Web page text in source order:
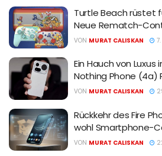
Turtle Beach rüstet
Neue Rematch-
VON MURAT CALISKAN
Ein Hauch von Luxus
Nothing Phone (4a)
VON MURAT CALISKAN
Rückkehr des Fire
wohl Smartphone-
VON MURAT CALISKAN